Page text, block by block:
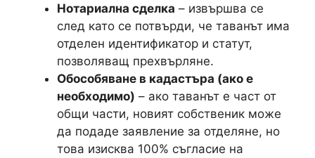
Нотариална сделка – извършва се
след като се потвърди, че таванът има
отделен идентификатор и статут,
позволяващ прехвърляне.
Обособяване в кадастъра (ако е
необходимо) – ако таванът е част от
общи части, новият собственик може
да подаде заявление за отделяне, но
това изисква 100% съгласие на